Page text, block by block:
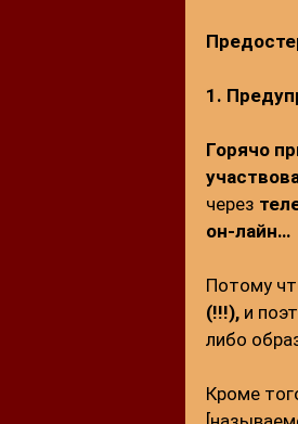
1.
Горячо
через
он-лайн…
Потому
(!!!),и
либо
Кроме